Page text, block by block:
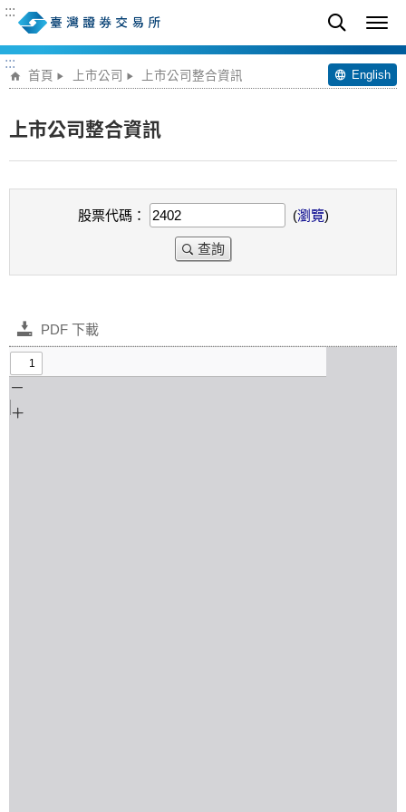
:::
:::
首頁 上市公司 上市公司整合資訊 English
上市公司整合資訊
股票代碼： (瀏覽)
查詢
PDF 下載